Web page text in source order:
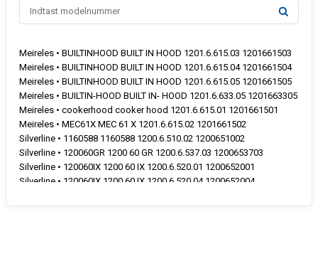
Meireles • BUILTINHOOD BUILT IN HOOD 1201.6.615.03 1201661503
Meireles • BUILTINHOOD BUILT IN HOOD 1201.6.615.04 1201661504
Meireles • BUILTINHOOD BUILT IN HOOD 1201.6.615.05 1201661505
Meireles • BUILTIN-HOOD BUILT IN- HOOD 1201.6.633.05 1201663305
Meireles • cookerhood cooker hood 1201.6.615.01 1201661501
Meireles • MEC61X MEC 61 X 1201.6.615.02 1201661502
Silverline • 1160588 1160588 1200.6.510.02 1200651002
Silverline • 120060GR 1200 60 GR 1200.6.537.03 1200653703
Silverline • 120060IX 1200 60 IX 1200.6.520.01 1200652001
Silverline • 120060IX 1200 60 IX 1200.6.520.04 1200652004
Silverline • 120060WH 1200 60 WH 1200.6.520.02 1200652002